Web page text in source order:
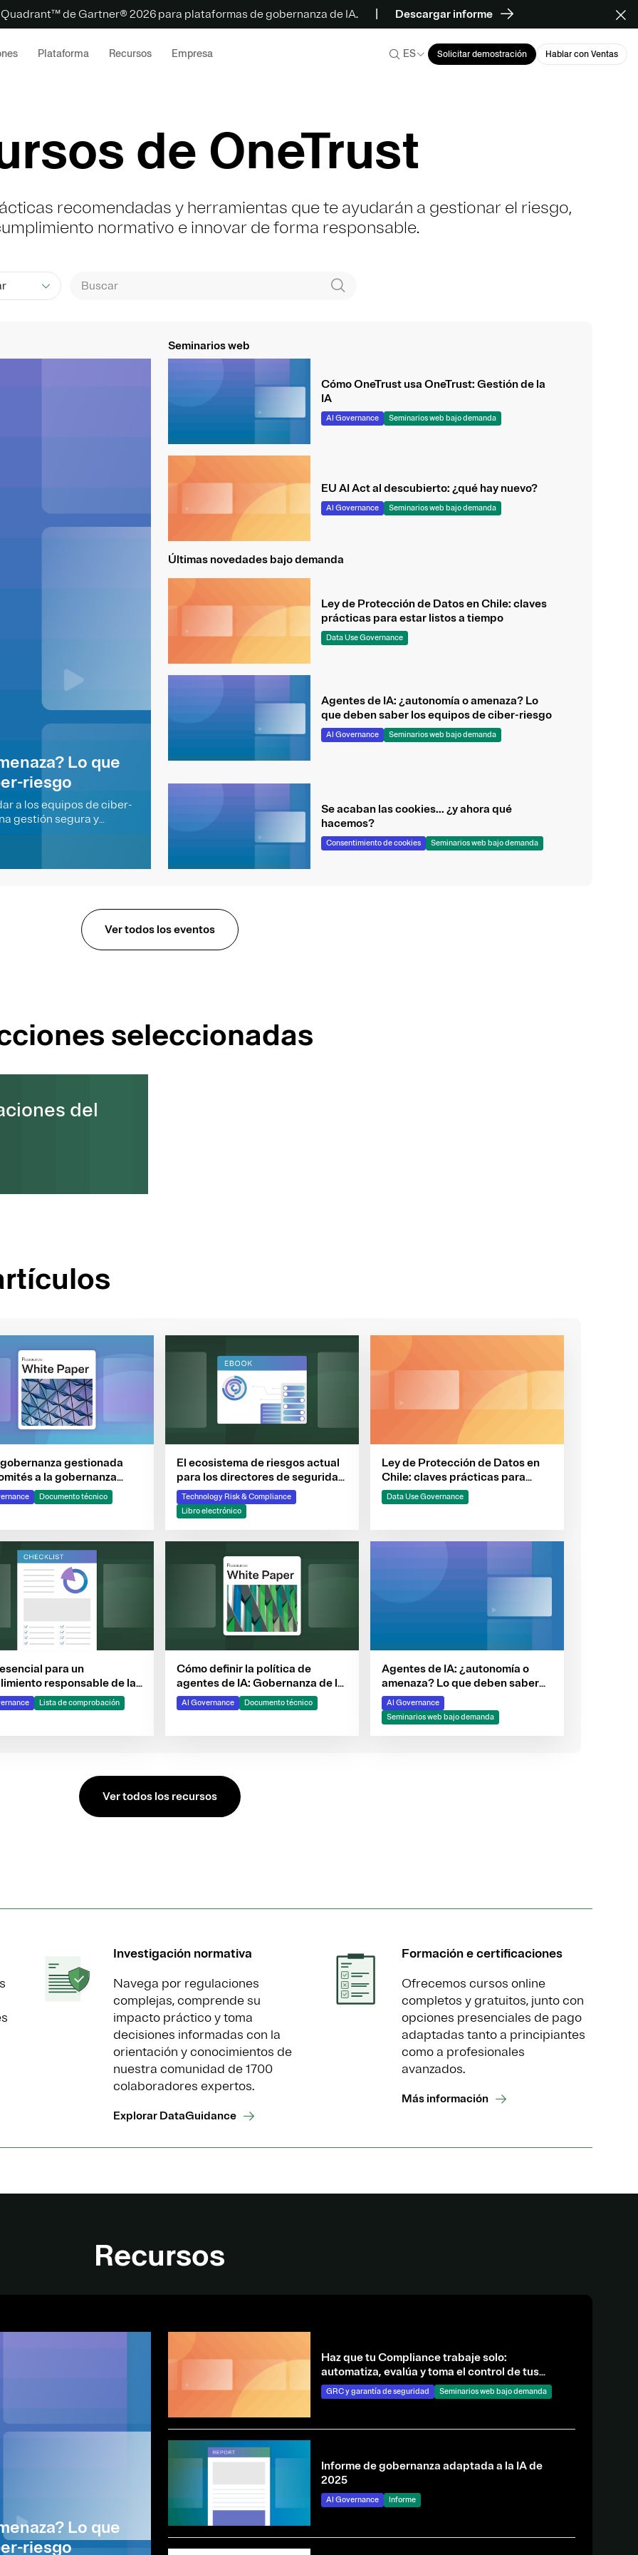
de Gartner® 2026 para plataformas de gobernanza de IA. Descargar informe
Plataforma Recursos Empresa ES Solicitar demostración Hablar con Ventas
de OneTrust
recomendadas y herramientas que te ayudarán a gestionar el riesgo,
normativo e innovar de forma responsable.
Lo que
riesgo
a los equipos de ciber-
gestión segura y
Seminarios web
Cómo OneTrust usa OneTrust: Gestión de la
IA
AI Governance Seminarios web bajo demanda
EU AI Act al descubierto: ¿qué hay nuevo?
AI Governance Seminarios web bajo demanda
Últimas novedades bajo demanda
Ley de Protección de Datos en Chile: claves
prácticas para estar listos a tiempo
Data Use Governance
Agentes de IA: ¿autonomía o amenaza? Lo
que deben saber los equipos de ciber-riesgo
AI Governance Seminarios web bajo demanda
Se acaban las cookies... ¿y ahora qué
hacemos?
Consentimiento de cookies Seminarios web bajo demanda
Ver todos los eventos
seleccionadas
del
gestionada
a la gobernanza
el diseñoDocumento técnico
El ecosistema de riesgos actual
para los directores de seguridad
de la información: IA, terceros,
partes ulteriores y mucho más
Technology Risk & Compliance
Libro electrónico
Ley de Protección de Datos en
Chile: claves prácticas para
estar listos a tiempo
Data Use Governance
para un
responsable de la
IA de la UELista de comprobación
Cómo definir la política de
agentes de IA: Gobernanza de la
próxima oleada de sistemas
inteligentes
AI Governance Documento técnico
Agentes de IA: ¿autonomía o
amenaza? Lo que deben saber
los equipos de ciber-riesgo
AI Governance
Seminarios web bajo demanda
Ver todos los recursos
Investigación normativa
Navega por regulaciones
complejas, comprende su
impacto práctico y toma
decisiones informadas con la
orientación y conocimientos de
nuestra comunidad de 1700
colaboradores expertos.
Explorar DataGuidance
Formación e certificaciones
Ofrecemos cursos online
completos y gratuitos, junto con
opciones presenciales de pago
adaptadas tanto a principiantes
como a profesionales
avanzados.
Más información
Recursos
Lo que
riesgo
Haz que tu Compliance trabaje solo:
automatiza, evalúa y toma el control de tus
riesgos
GRC y garantía de seguridad Seminarios web bajo demanda
Informe de gobernanza adaptada a la IA de
2025
AI Governance Informe